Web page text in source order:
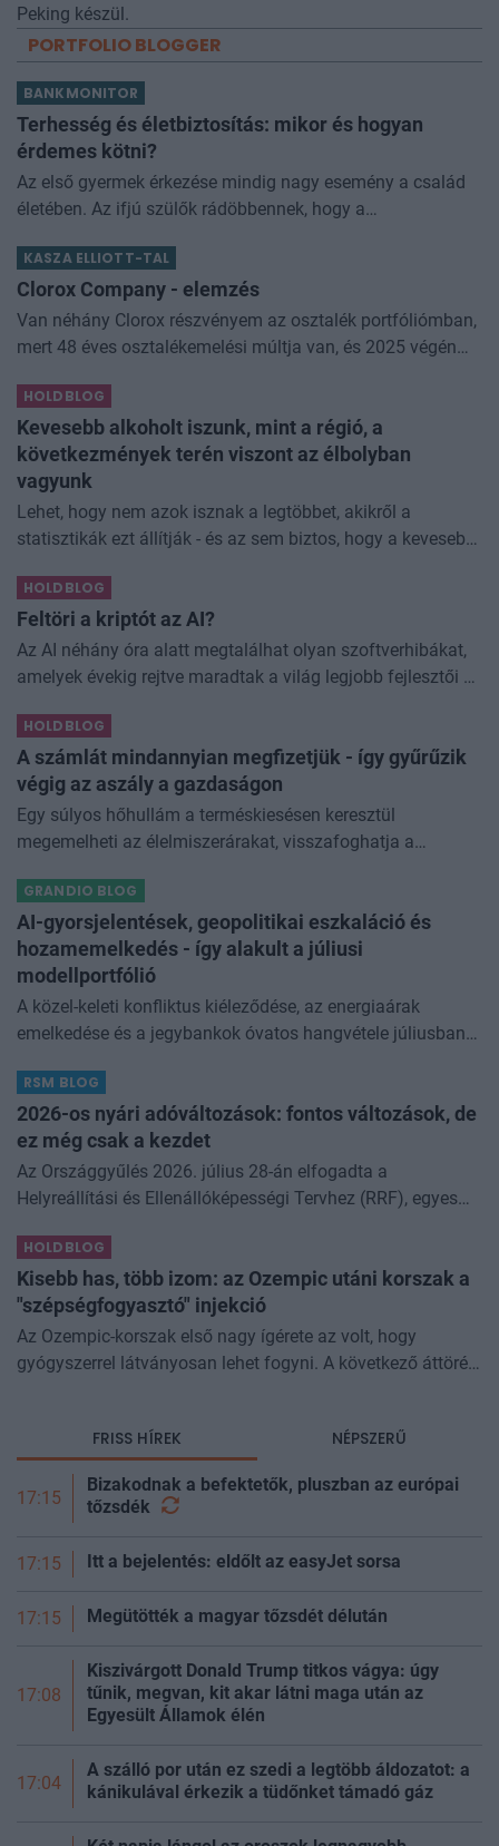
Peking készül.
PORTFOLIO BLOGGER
BANKMONITOR
Terhesség és életbiztosítás: mikor és hogyan
érdemes kötni?
Az első gyermek érkezése mindig nagy esemény a család
életében. Az ifjú szülők rádöbbennek, hogy a
is! Így történt ez Nórával
KASZA ELLIOTT-TAL
Clorox Company - elemzés
Van néhány Clorox részvényem az osztalék portfóliómban,
mert 48 éves osztalékemelési múltja van, és 2025 végén
dividend king-et. Azt
HOLDBLOG
Kevesebb alkoholt iszunk, mint a régió, a
következmények terén viszont az élbolyban
vagyunk
Lehet, hogy nem azok isznak a legtöbbet, akikről a
statisztikák ezt állítják - és az sem biztos, hogy a kevesebb
Kevesebb alkoholt iszunk
HOLDBLOG
Feltöri a kriptót az AI?
Az AI néhány óra alatt megtalálhat olyan szoftverhibákat,
amelyek évekig rejtve maradtak a világ legjobb fejlesztői és
különösen nagy...
HOLDBLOG
A számlát mindannyian megfizetjük - így gyűrűzik
végig az aszály a gazdaságon
Egy súlyos hőhullám a terméskiesésen keresztül
megemelheti az élelmiszerárakat, visszafoghatja a
még az állam finanszírozását is m
GRANDIO BLOG
AI-gyorsjelentések, geopolitikai eszkaláció és
hozamemelkedés - így alakult a júliusi
modellportfólió
A közel-keleti konfliktus kiéleződése, az energiaárak
emelkedése és a jegybankok óvatos hangvétele júliusban
miközben a jelentő
RSM BLOG
2026-os nyári adóváltozások: fontos változások, de
ez még csak a kezdet
Az Országgyűlés 2026. július 28-án elfogadta a
Helyreállítási és Ellenállóképességi Tervhez (RRF), egyes
kapcsolódó adóintézkedésekről, v
HOLDBLOG
Kisebb has, több izom: az Ozempic utáni korszak a
"szépségfogyasztó" injekció
Az Ozempic-korszak első nagy ígérete az volt, hogy
gyógyszerrel látványosan lehet fogyni. A következő áttörés
FRISS HÍREK NÉPSZERŰ
17:15
Bizakodnak a befektetők, pluszban az európai
tőzsdék
17:15 Itt a bejelentés: eldőlt az easyJet sorsa
17:15 Megütötték a magyar tőzsdét délután
17:08
Kiszivárgott Donald Trump titkos vágya: úgy
tűnik, megvan, kit akar látni maga után az
Egyesült Államok élén
17:04
A szálló por után ez szedi a legtöbb áldozatot: a
kánikulával érkezik a tüdőnket támadó gáz